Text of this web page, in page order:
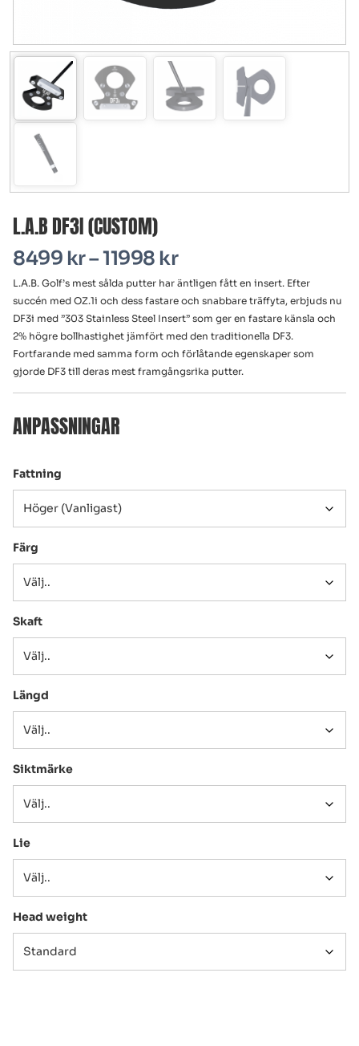
L.A.B DF3I (CUSTOM)
8499 kr–11998 kr
L.A.B. Golf’s mest sålda putter har äntligen fått en insert. Efter
succén med OZ.1i och dess fastare och snabbare träffyta, erbjuds nu
DF3i med ”303 Stainless Steel Insert” som ger en fastare känsla och
2% högre bollhastighet jämfört med den traditionella DF3.
Fortfarande med samma form och förlåtande egenskaper som
gjorde DF3 till deras mest framgångsrika putter.
ANPASSNINGAR
Fattning
Färg
Skaft
Längd
Siktmärke
Lie
Head weight